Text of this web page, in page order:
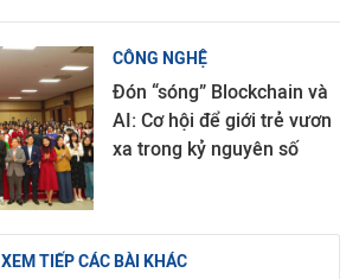
CÔNG NGHỆ
Đón “sóng” Blockchain và
AI: Cơ hội để giới trẻ vươn
xa trong kỷ nguyên số
XEM TIẾP CÁC BÀI KHÁC